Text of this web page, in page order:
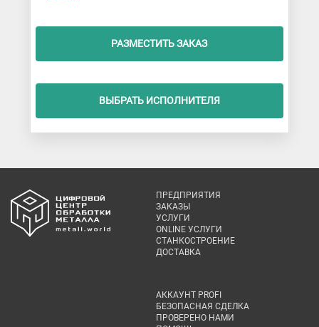
РАЗМЕСТИТЬ ЗАКАЗ
ВЫБРАТЬ ИСПОЛНИТЕЛЯ
ПРЕДПРИЯТИЯ
ЗАКАЗЫ
УСЛУГИ
ONLINE УСЛУГИ
СТАНКОСТРОЕНИЕ
ДОСТАВКА
АККАУНТ PROFI
БЕЗОПАСНАЯ СДЕЛКА
ПРОВЕРЕНО НАМИ